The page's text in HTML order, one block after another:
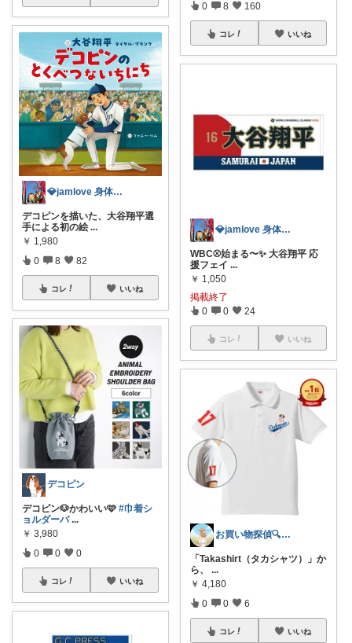
💎jamlove 身体に優しく
デコピンを描いた、大谷翔平選
手による初の絵 ...
￥ 1,980
0 8 82
コレ いいね
デコピン
デコピン🐶かわいい🩷 #巾着シ
ョルダーバ ...
￥ 3,980
0 0 0
コレ いいね
0 8 160
コレ いいね
💎jamlove 身体に優しく
WBC⚾️始まる〜✨ 大谷翔平 応
援フェイ ...
￥ 1,050
掲載終了
0 0 24
コレ いいね
お買い物探偵🔍とんとん
「Takashirt（タカシャツ）」か
ら、
...
￥ 4,180
0 0 6
コレ いいね